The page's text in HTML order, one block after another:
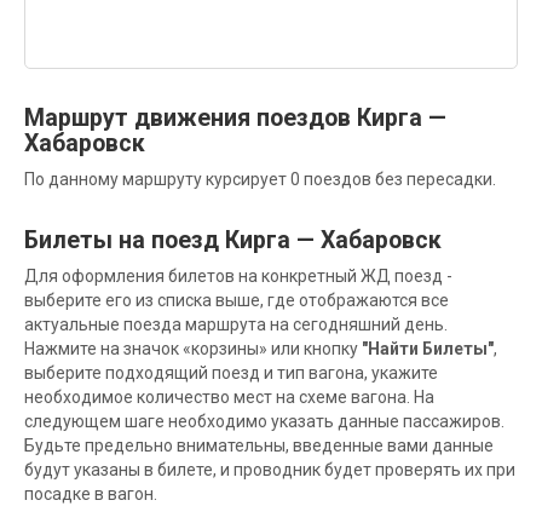
Маршрут движения поездов Кирга —
Хабаровск
По данному маршруту курсирует 0 поездов без пересадки.
Билеты на поезд Кирга — Хабаровск
Для оформления билетов на конкретный ЖД поезд -
выберите его из списка выше, где отображаются все
актуальные поезда маршрута на сегодняшний день.
Нажмите на значок «корзины» или кнопку "Найти Билеты",
выберите подходящий поезд и тип вагона, укажите
необходимое количество мест на схеме вагона. На
следующем шаге необходимо указать данные пассажиров.
Будьте предельно внимательны, введенные вами данные
будут указаны в билете, и проводник будет проверять их при
посадке в вагон.